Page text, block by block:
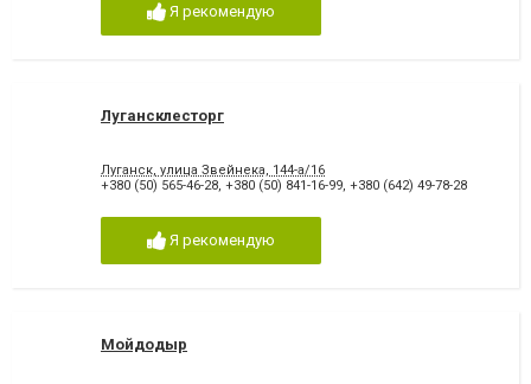
Я рекомендую
Лугансклесторг
Луганск, улица Звейнека, 144-а/16
+380 (50) 565-46-28 +380 (50) 841-16-99 +380 (642) 49-78-28
Я рекомендую
Мойдодыр